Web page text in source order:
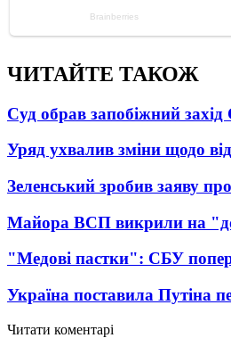
ЧИТАЙТЕ ТАКОЖ
Суд обрав запобіжний
Уряд ухвалив зміни щодо
Зеленський зробив заяву
Майора ВСП викрили на
"Медові пастки": СБУ
Україна поставила Путіна
Читати коментарі